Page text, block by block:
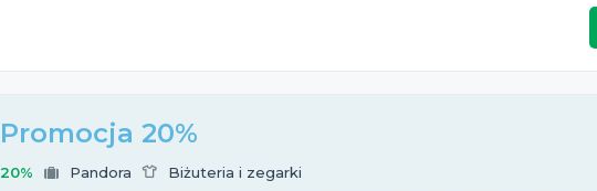
Promocja 20%
20% Pandora Biżuteria i zegarki